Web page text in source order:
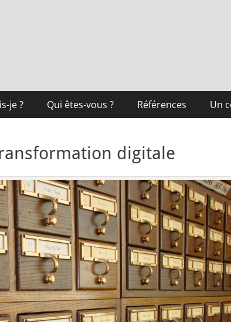
je ? Qui êtes-vous ? Références Un
digitale